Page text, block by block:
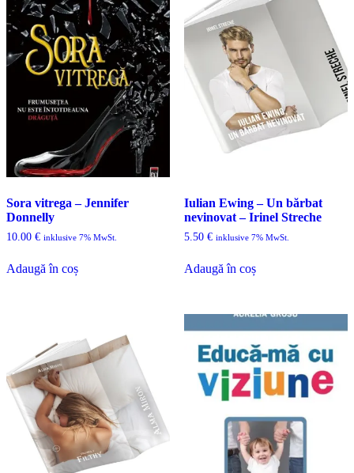
Sora vitrega – Jennifer
Donnelly
10.00 € inklusive 7% MwSt.
Adaugă în coș
Iulian Ewing – Un bărbat
nevinovat – Irinel Streche
5.50 € inklusive 7% MwSt.
Adaugă în coș